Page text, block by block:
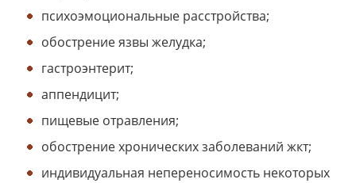
психоэмоциональные расстройства;
обострение язвы желудка;
гастроэнтерит;
аппендицит;
пищевые отравления;
обострение хронических заболеваний жкт;
индивидуальная непереносимость некоторых